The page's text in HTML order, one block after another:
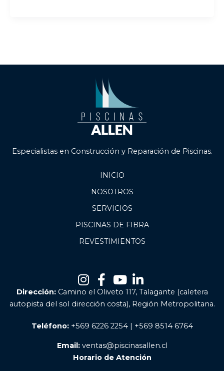
Especialistas en Construcción y Reparación de Piscinas.
INICIO
NOSOTROS
SERVICIOS
PISCINAS DE FIBRA
REVESTIMIENTOS
Dirección:Camino el Oliveto 117, Talagante (caletera
autopista del sol dirección costa), Región Metropolitana.
Teléfono:+569 6226 2254 | +569 8514 6764
Email:ventas@piscinasallen.cl
Horario de Atención